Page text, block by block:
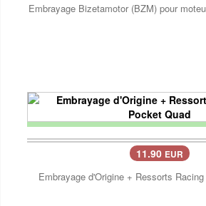
Embrayage Bizetamotor (BZM) pour
11.90 EUR
Embrayage d'Origine + Ressorts